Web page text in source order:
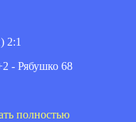
2:1
- Рябушко 68
полностью